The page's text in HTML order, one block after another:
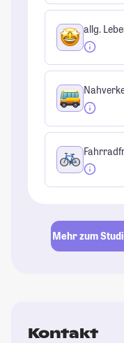
allg.
Mehr zum
Kontakt